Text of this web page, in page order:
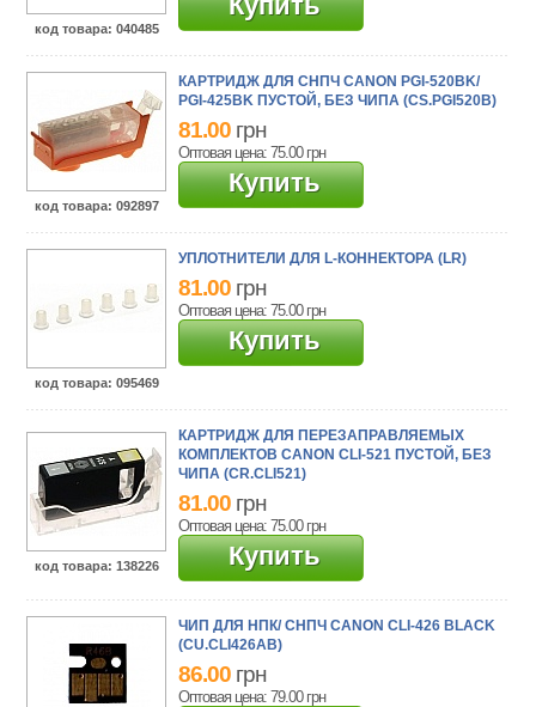
код товара: 040485
код товара: 092897
КАРТРИДЖ ДЛЯ СНПЧ CANON PGI-520BK/
PGI-425BK ПУСТОЙ, БЕЗ ЧИПА (CS.PGI520B)
81.00 грн
Оптовая цена: 75.00 грн
Купить
код товара: 095469
УПЛОТНИТЕЛИ ДЛЯ L-КОННЕКТОРА (LR)
81.00 грн
Оптовая цена: 75.00 грн
Купить
код товара: 138226
КАРТРИДЖ ДЛЯ ПЕРЕЗАПРАВЛЯЕМЫХ
КОМПЛЕКТОВ CANON CLI-521 ПУСТОЙ, БЕЗ
ЧИПА (CR.CLI521)
81.00 грн
Оптовая цена: 75.00 грн
Купить
ЧИП ДЛЯ НПК/ СНПЧ CANON CLI-426 BLACK
(CU.CLI426AB)
86.00 грн
Оптовая цена: 79.00 грн